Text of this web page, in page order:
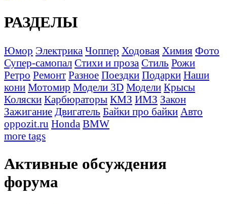
РАЗДЕЛЫ
Юмор Электрика Чоппер Ходовая Химия Фото
Супер-самопал Стихи и проза Стиль Рожи
Ретро Ремонт Разное Поездки Подарки Наши
кони Мотомир Модели 3D Модели Крысы
Коляски Карбюраторы КМЗ ИМЗ Закон
Зажигание Двигатель Байки про байки Авто
oppozit.ru Honda BMW
more tags
Активные обсуждения
форума